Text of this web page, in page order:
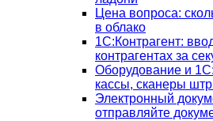
Цена вопроса:
в облако
1С:Контрагент:
контрагентах за
Оборудование и
кассы, сканеры
Электронный
отправляйте